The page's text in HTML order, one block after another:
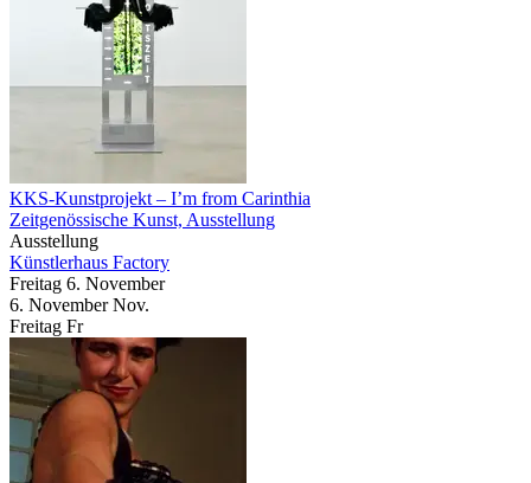
KKS-Kunstprojekt – I’m from Carinthia
Zeitgenössische Kunst, Ausstellung
Ausstellung
Künstlerhaus Factory
Freitag 6. November
6. November Nov.
Freitag Fr